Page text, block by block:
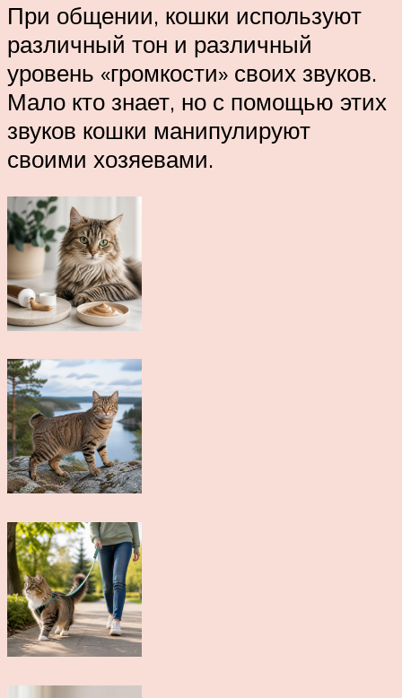
При общении, кошки используют
различный тон и различный
уровень «громкости» своих звуков.
Мало кто знает, но с помощью этих
звуков кошки манипулируют
своими хозяевами.